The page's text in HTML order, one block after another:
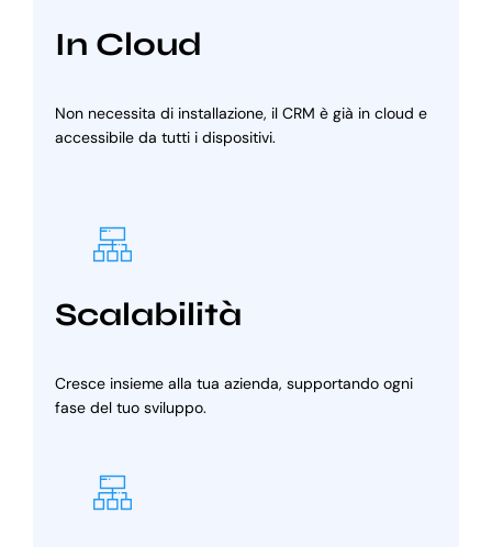
In Cloud
Non necessita di installazione, il CRM è già in cloud e
accessibile da tutti i dispositivi.
Scalabilità
Cresce insieme alla tua azienda, supportando ogni
fase del tuo sviluppo.